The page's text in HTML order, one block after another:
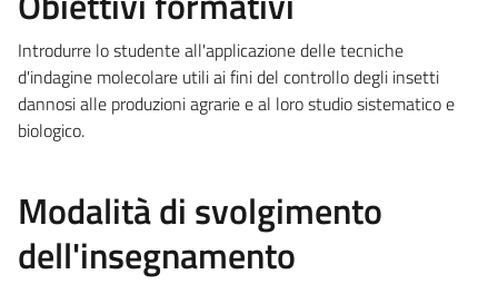
Introdurre lo studente all'applicazione delle tecniche
d'indagine molecolare utili ai fini del controllo degli insetti
dannosi alle produzioni agrarie e al loro studio sistematico e
biologico.
Modalità di svolgimento
dell'insegnamento